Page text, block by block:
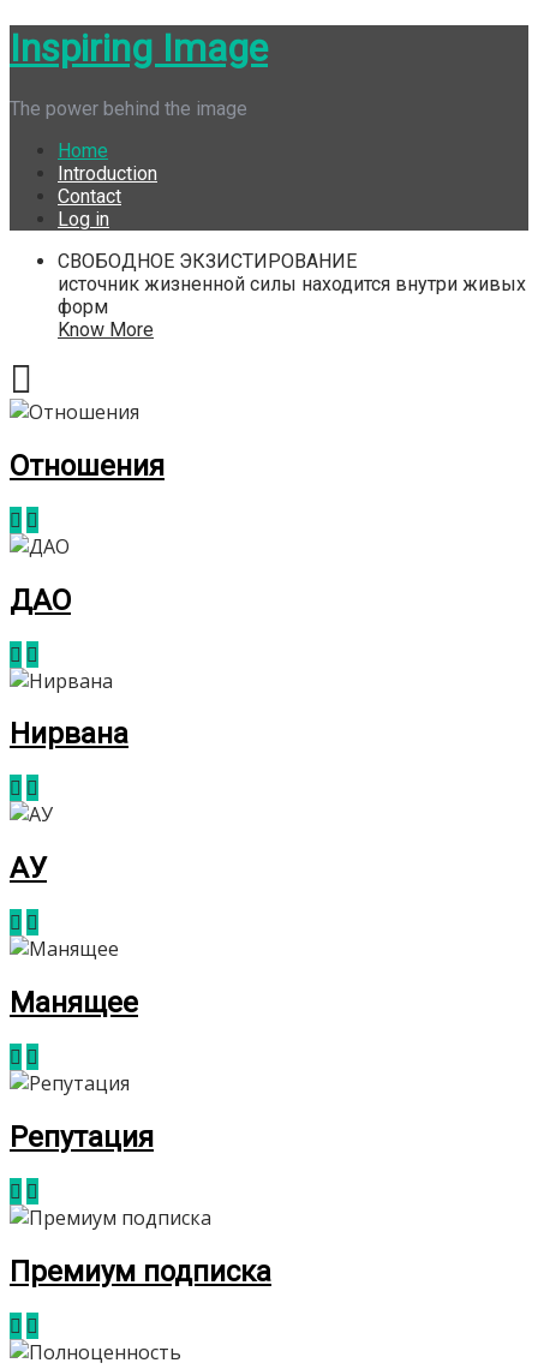
Skip
to
Inspiring Image
The power behind the image
Home
Introduction
Contact
Log in
СВОБОДНОЕ ЭКЗИСТИРОВАНИЕ
источник жизненной силы находится внутри живых
форм
Know More
Отношения
ДАО
Нирвана
АУ
Манящее
Репутация
Премиум подписка